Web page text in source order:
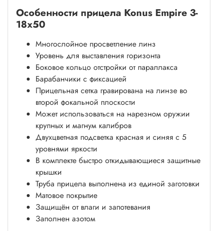
Особенности прицела Konus Empire 3-
18x50
Многослойное просветление линз
Уровень для выставления горизонта
Боковое кольцо отстройки от параллакса
Барабанчики с фиксацией
Прицельная сетка гравирована на линзе во
второй фокальной плоскости
Может использоваться на нарезном оружии
крупных и магнум калибров
Двухцветная подсветка красная и синяя с 5
уровнями яркости
В комплекте быстро откидывающиеся защитные
крышки
Труба прицела выполнена из единой заготовки
Матовое покрытие
Защищён от влаги и запотевания
Заполнен азотом